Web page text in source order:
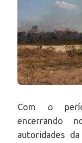
Com o
encerrando
autoridades